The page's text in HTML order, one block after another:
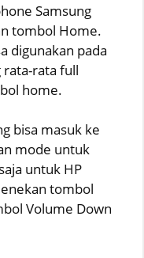
Samsung
tombol Home.
digunakan pada
rata-rata full
home.
bisa masuk ke
mode untuk
untuk HP
tombol
Volume Down